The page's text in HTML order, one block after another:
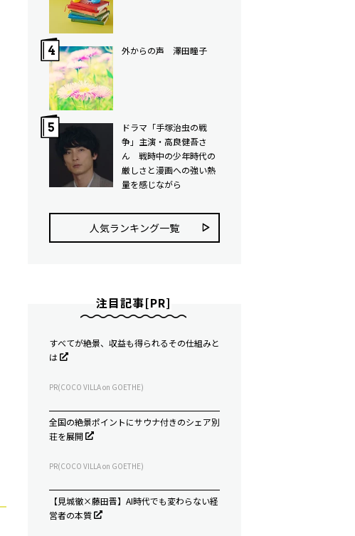
外からの声 澤田瞳子
ドラマ「手塚治虫の戦
争」主演・高良健吾さ
ん 戦時中の少年時代の
厳しさと漫画への強い熱
量を感じながら
人気ランキング⼀覧
注目記事[PR]
すべてが絶景、収益も得られるその仕組みと
は
PR(COCO VILLA on GOETHE)
全国の絶景ポイントにサウナ付きのシェア別
荘を展開
PR(COCO VILLA on GOETHE)
【見城徹×藤田晋】AI時代でも変わらない経
営者の本質